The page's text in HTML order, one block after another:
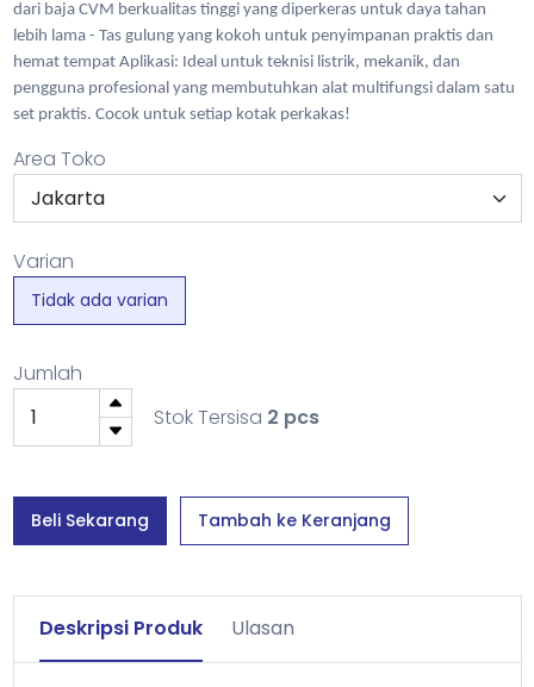
dari baja CVM berkualitas tinggi yang diperkeras untuk daya tahan
lebih lama - Tas gulung yang kokoh untuk penyimpanan praktis dan
hemat tempat Aplikasi: Ideal untuk teknisi listrik, mekanik, dan
pengguna profesional yang membutuhkan alat multifungsi dalam satu
set praktis. Cocok untuk setiap kotak perkakas!
Area Toko
Varian
Tidak ada varian
Jumlah
Stok Tersisa 2 pcs
Beli Sekarang Tambah ke Keranjang
Deskripsi Produk Ulasan